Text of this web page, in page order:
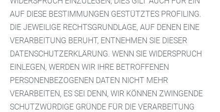
AUF DIESE BESTIMMUNGEN GESTÜTZTES PROFILING.
DIE JEWEILIGE RECHTSGRUNDLAGE, AUF DENEN EINE
VERARBEITUNG BERUHT, ENTNEHMEN SIE DIESER
DATENSCHUTZERKLÄRUNG. WENN SIE WIDERSPRUCH
EINLEGEN, WERDEN WIR IHRE BETROFFENEN
PERSONENBEZOGENEN DATEN NICHT MEHR
VERARBEITEN, ES SEI DENN, WIR KÖNNEN ZWINGENDE
SCHUTZWÜRDIGE GRÜNDE FÜR DIE VERARBEITUNG